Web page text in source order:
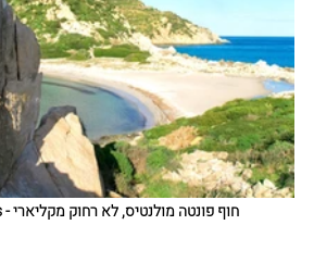
חוף פונטה מולנטיס, לא רחוק מקליארי - Depositphotos